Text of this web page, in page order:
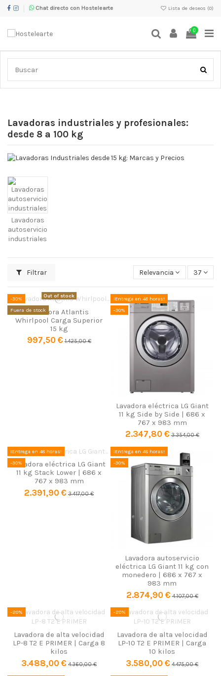
Chat directo con Hostelearte Lista de deseos (0)
0
Inicio Limpieza e higiene para bares y restaurantes
Lavadoras
industriales y profesionales: desde 8 a 100 kg
Lavadoras industriales y profesionales:
desde 8 a 100 kg
Lavadoras
autoservicio
industriales
Filtrar Relevancia 37
-30%
Fuera de stock
Out of stock
Lavadora Atlantis
Whirlpool Carga Superior
15 kg
997,50 € 1.425,00 €
¡Entrega en 48 horas!
-30%
Lavadora eléctrica LG Giant
11 kg Side by Side | 686 x
767 x 983 mm
2.347,80 € 3.354,00 €
¡Entrega en 48 horas!
-30%
Lavadora eléctrica LG Giant
11 kg Stack Lower | 686 x
767 x 983 mm
2.391,90 € 3.417,00 €
¡Entrega en 48 horas!
-30%
Lavadora autoservicio
eléctrica LG Giant 11 kg con
monedero | 686 x 767 x
983 mm
2.874,90 € 4.107,00 €
-20%
Lavadora de alta velocidad
LP-8 T2 E PRIMER | Carga 8
kilos
3.488,00 € 4.360,00 €
-20%
Lavadora de alta velocidad
LP-10 T2 E PRIMER | Carga
10 kilos
3.580,00 € 4.475,00 €